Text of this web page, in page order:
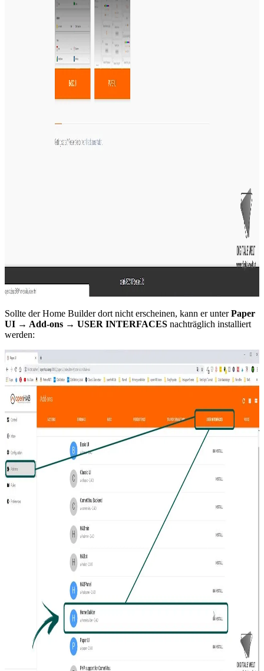
Sollte der Home Builder dort nicht erscheinen, kann er unterPaper
UI → Add-ons → USER INTERFACES nachträglich installiert
werden: